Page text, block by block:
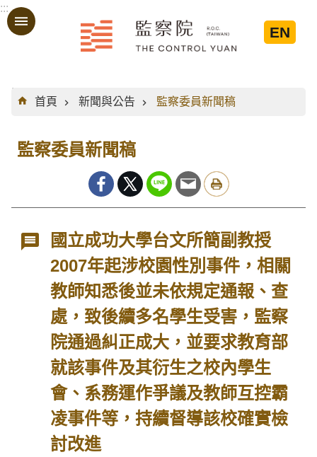
跳到主要內容區塊
:::
EN
:::
首頁
新聞與公告 監察委員新聞稿
監察委員新聞稿
國立成功大學台文所簡副教授
2007年起涉校園性別事件，相關
教師知悉後並未依規定通報、查
處，致後續多名學生受害，監察
院通過糾正成大，並要求教育部
就該事件及其衍生之校內學生
會、系務運作爭議及教師互控霸
凌事件等，持續督導該校確實檢
討改進